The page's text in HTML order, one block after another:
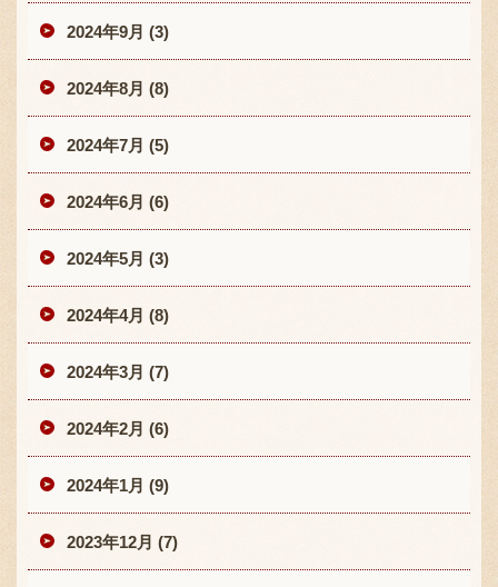
2024年9月 (3)
2024年8月 (8)
2024年7月 (5)
2024年6月 (6)
2024年5月 (3)
2024年4月 (8)
2024年3月 (7)
2024年2月 (6)
2024年1月 (9)
2023年12月 (7)